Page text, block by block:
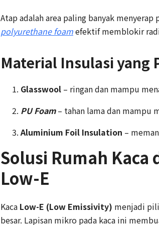
Atap adalah area paling banyak
polyurethane foamefektif memblokir
Material Insulasi yang
Glasswool – ringan dan mampu
PU Foam– tahan lama dan mampu
Aluminium Foil Insulation –
Solusi Rumah Kaca
Low-E
Kaca Low-E (Low Emissivity) menjadi
besar. Lapisan mikro pada kaca ini